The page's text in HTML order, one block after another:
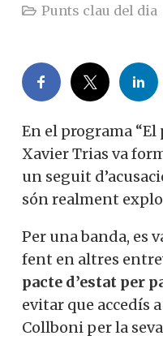
Punts clau del dia
En el programa “El
Xavier Trias va
un seguit
són realment
Per una banda, es
fent en altres
pacte d’estat per
evitar que accedís
Collboni per la